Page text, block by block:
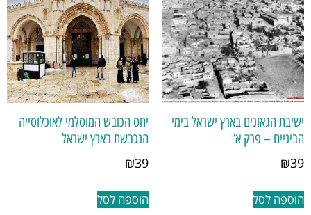
ישיבת הגאונים בארץ ישראל בימי
הביניים – פרק א’
₪39
הוספה לסל
יחס הכובש המוסלמי לאוכלוסייה
הנכבשת בארץ ישראל
₪39
הוספה לסל